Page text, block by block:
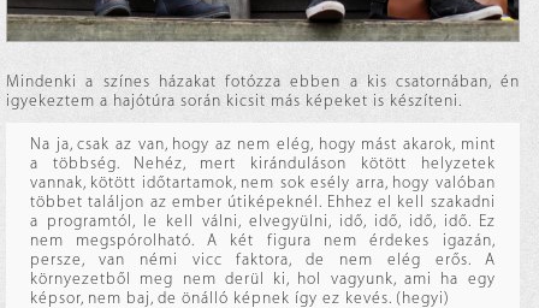
Mindenki a színes házakat fotózza ebben a kis csatornában, én
igyekeztem a hajótúra során kicsit más képeket is készíteni.
Na ja, csak az van, hogy az nem elég, hogy mást akarok, mint
a többség. Nehéz, mert kiránduláson kötött helyzetek
vannak, kötött időtartamok, nem sok esély arra, hogy valóban
többet találjon az ember útiképeknél. Ehhez el kell szakadni
a programtól, le kell válni, elvegyülni, idő, idő, idő, idő. Ez
nem megspórolható. A két figura nem érdekes igazán,
persze, van némi vicc faktora, de nem elég erős. A
környezetből meg nem derül ki, hol vagyunk, ami ha egy
képsor, nem baj, de önálló képnek így ez kevés. (hegyi)